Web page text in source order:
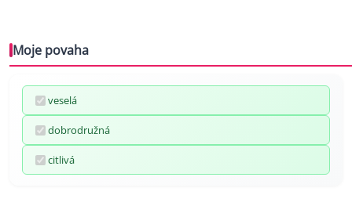
Moje povaha
veselá
dobrodružná
citlivá